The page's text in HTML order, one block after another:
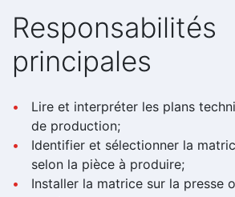
Responsabilités
principales
Lire et interpréter les plans
de production;
Identifier et sélectionner la
selon la pièce à produire;
Installer la matrice sur la presse